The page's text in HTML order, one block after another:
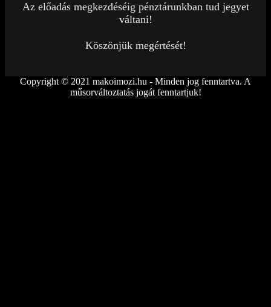
Az előadás megkezdéséig pénztárunkban tud jegyet
váltani!
Köszönjük megértését!
Copyright © 2021 makoimozi.hu - Minden jog fenntartva. A
műsorváltoztatás jogát fenntartjuk!